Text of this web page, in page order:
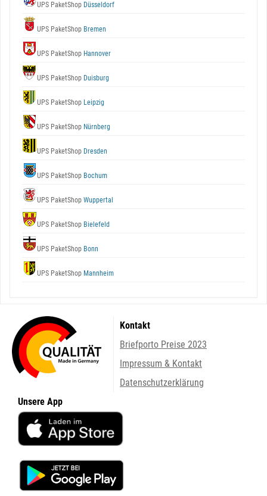
UPS PaketShop Düsseldorf
UPS PaketShop Bremen
UPS PaketShop Hannover
UPS PaketShop Duisburg
UPS PaketShop Leipzig
UPS PaketShop Nürnberg
UPS PaketShop Dresden
UPS PaketShop Bochum
UPS PaketShop Wuppertal
UPS PaketShop Bielefeld
UPS PaketShop Bonn
UPS PaketShop Mannheim
Kontakt
Briefporto Preise 2023
Impressum & Kontakt
Datenschutzerklärung
Unsere App